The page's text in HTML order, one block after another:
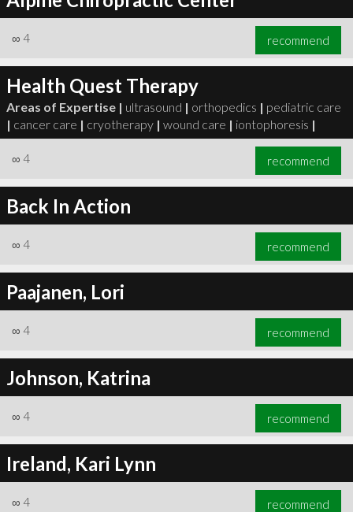
∞ 4 recommend
Health Quest Therapy
Areas of Expertise | ultrasound | orthopedics | pediatric care
| cancer care | cryotherapy | wound care | iontophoresis |
∞ 4 recommend
Back In Action
∞ 4 recommend
Paajanen, Lori
∞ 4 recommend
Johnson, Katrina
∞ 4 recommend
Ireland, Kari Lynn
∞ 4 recommend